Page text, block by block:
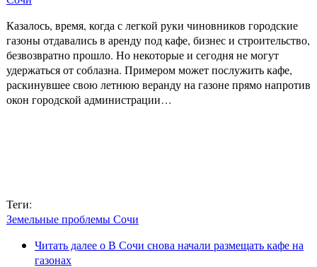
Казалось, время, когда с легкой руки чиновников городские
газоны отдавались в аренду под кафе, бизнес и строительство,
безвозвратно прошло. Но некоторые и сегодня не могут
удержаться от соблазна. Примером может послужить кафе,
раскинувшее свою летнюю веранду на газоне прямо напротив
окон городской администрации…
Теги:
Земельные проблемы Сочи
Читать далеео В Сочи снова начали размещать кафе на
газонах